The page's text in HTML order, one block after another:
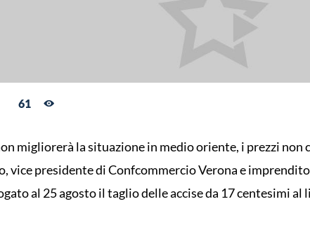
61
migliorerà la situazione in medio oriente, i prezzi non
vice presidente di Confcommercio Verona e
al 25 agosto il taglio delle accise da 17 centesimi al